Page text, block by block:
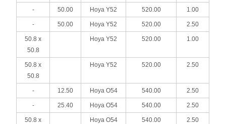
- 50.00 Hoya Y52 520.00 1.00
- 50.00 Hoya Y52 520.00 2.50
50.8 x
50.8
Hoya Y52 520.00 1.00
50.8 x
50.8
Hoya Y52 520.00 2.50
- 12.50 Hoya O54 540.00 2.50
- 25.40 Hoya O54 540.00 2.50
50.8 x
Hoya O54 540.00 2.50